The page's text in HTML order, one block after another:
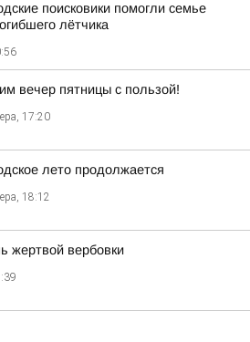
поисковики помогли семье
лётчика
вечер пятницы с пользой!
17:20
лето продолжается
18:12
жертвой вербовки